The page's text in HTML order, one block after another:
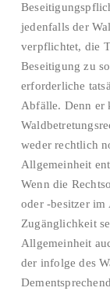
jedenfalls der
verpflichtet, die
Beseitigung zu
erforderliche
Abfälle. Denn er
weder rechtlich
Allgemeinheit
Wenn die
oder -besitzer im
Zugänglichkeit
Allgemeinheit
der infolge des